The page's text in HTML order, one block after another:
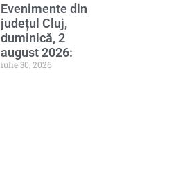
Evenimente din
județul Cluj,
duminică, 2
august 2026:
iulie 30, 2026